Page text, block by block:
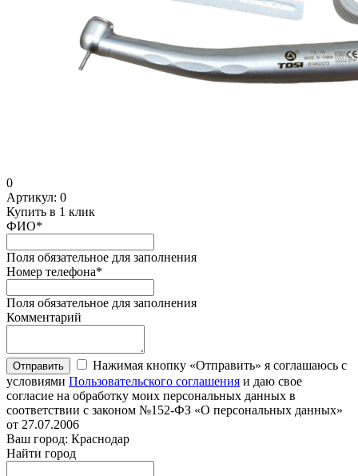
0
Артикул: 0
Купить в 1 клик
ФИО*
Поля обязательное для заполнения
Номер телефона*
Поля обязательное для заполнения
Комментарий
Отправить
Нажимая кнопку «Отправить» я соглашаюсь с
условиями Пользовательского соглашения и даю свое
согласие на обработку моих персональных данных в
соответствии с законом №152-ФЗ «О персональных данных»
от 27.07.2006
Ваш город: Краснодар
Найти город